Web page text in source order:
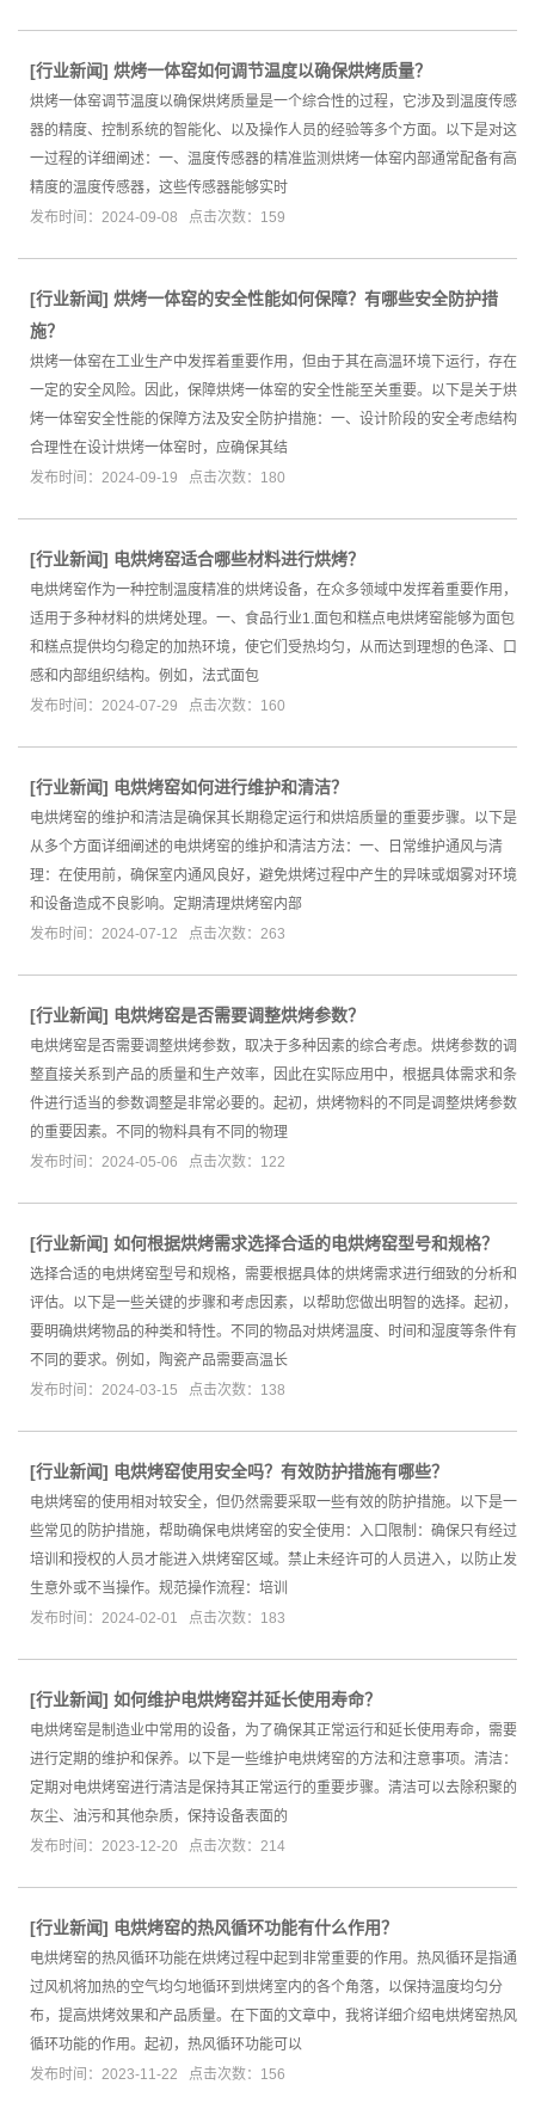
[行业新闻] 烘烤一体窑如何调节温度以确保烘烤质量？
烘烤一体窑调节温度以确保烘烤质量是一个综合性的过程，它涉及到温度传感
器的精度、控制系统的智能化、以及操作人员的经验等多个方面。以下是对这
一过程的详细阐述：一、温度传感器的精准监测烘烤一体窑内部通常配备有高
精度的温度传感器，这些传感器能够实时
发布时间：2024-09-08 点击次数：159
[行业新闻] 烘烤一体窑的安全性能如何保障？有哪些安全防护措
施？
烘烤一体窑在工业生产中发挥着重要作用，但由于其在高温环境下运行，存在
一定的安全风险。因此，保障烘烤一体窑的安全性能至关重要。以下是关于烘
烤一体窑安全性能的保障方法及安全防护措施：一、设计阶段的安全考虑结构
合理性在设计烘烤一体窑时，应确保其结
发布时间：2024-09-19 点击次数：180
[行业新闻] 电烘烤窑适合哪些材料进行烘烤？
电烘烤窑作为一种控制温度精准的烘烤设备，在众多领域中发挥着重要作用，
适用于多种材料的烘烤处理。一、食品行业1.面包和糕点电烘烤窑能够为面包
和糕点提供均匀稳定的加热环境，使它们受热均匀，从而达到理想的色泽、口
感和内部组织结构。例如，法式面包
发布时间：2024-07-29 点击次数：160
[行业新闻] 电烘烤窑如何进行维护和清洁？
电烘烤窑的维护和清洁是确保其长期稳定运行和烘焙质量的重要步骤。以下是
从多个方面详细阐述的电烘烤窑的维护和清洁方法：一、日常维护通风与清
理：在使用前，确保室内通风良好，避免烘烤过程中产生的异味或烟雾对环境
和设备造成不良影响。定期清理烘烤窑内部
发布时间：2024-07-12 点击次数：263
[行业新闻] 电烘烤窑是否需要调整烘烤参数？
电烘烤窑是否需要调整烘烤参数，取决于多种因素的综合考虑。烘烤参数的调
整直接关系到产品的质量和生产效率，因此在实际应用中，根据具体需求和条
件进行适当的参数调整是非常必要的。起初，烘烤物料的不同是调整烘烤参数
的重要因素。不同的物料具有不同的物理
发布时间：2024-05-06 点击次数：122
[行业新闻] 如何根据烘烤需求选择合适的电烘烤窑型号和规格？
选择合适的电烘烤窑型号和规格，需要根据具体的烘烤需求进行细致的分析和
评估。以下是一些关键的步骤和考虑因素，以帮助您做出明智的选择。起初，
要明确烘烤物品的种类和特性。不同的物品对烘烤温度、时间和湿度等条件有
不同的要求。例如，陶瓷产品需要高温长
发布时间：2024-03-15 点击次数：138
[行业新闻] 电烘烤窑使用安全吗？有效防护措施有哪些？
电烘烤窑的使用相对较安全，但仍然需要采取一些有效的防护措施。以下是一
些常见的防护措施，帮助确保电烘烤窑的安全使用：入口限制：确保只有经过
培训和授权的人员才能进入烘烤窑区域。禁止未经许可的人员进入，以防止发
生意外或不当操作。规范操作流程：培训
发布时间：2024-02-01 点击次数：183
[行业新闻] 如何维护电烘烤窑并延长使用寿命？
电烘烤窑是制造业中常用的设备，为了确保其正常运行和延长使用寿命，需要
进行定期的维护和保养。以下是一些维护电烘烤窑的方法和注意事项。清洁：
定期对电烘烤窑进行清洁是保持其正常运行的重要步骤。清洁可以去除积聚的
灰尘、油污和其他杂质，保持设备表面的
发布时间：2023-12-20 点击次数：214
[行业新闻] 电烘烤窑的热风循环功能有什么作用？
电烘烤窑的热风循环功能在烘烤过程中起到非常重要的作用。热风循环是指通
过风机将加热的空气均匀地循环到烘烤室内的各个角落，以保持温度均匀分
布，提高烘烤效果和产品质量。在下面的文章中，我将详细介绍电烘烤窑热风
循环功能的作用。起初，热风循环功能可以
发布时间：2023-11-22 点击次数：156